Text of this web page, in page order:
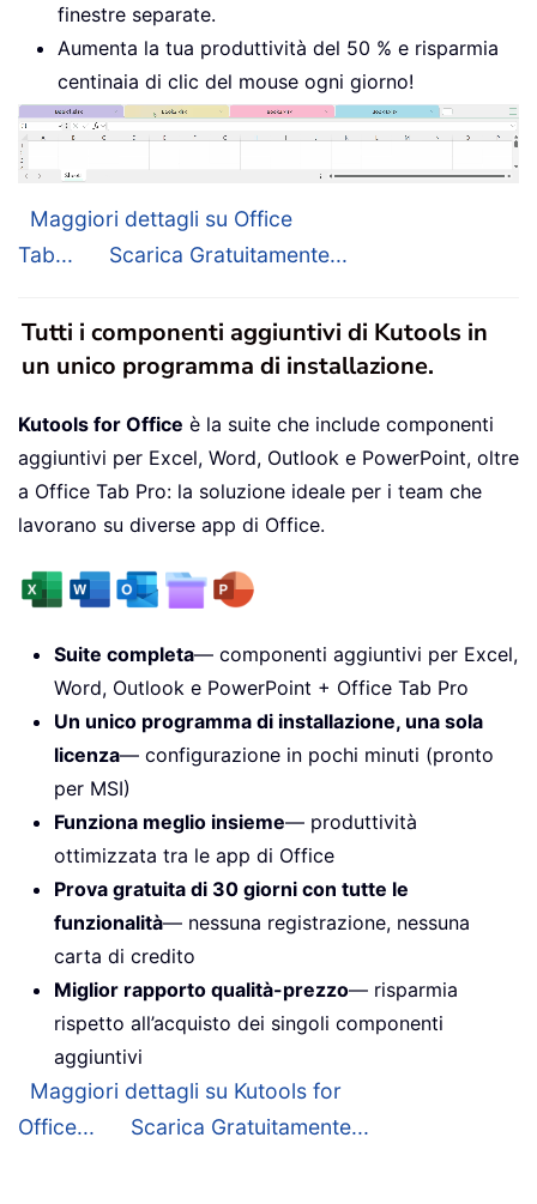
finestre separate.
Aumenta la tua produttività del 50 % e risparmia
centinaia di clic del mouse ogni giorno!
Maggiori dettagli su Office
Tab...
Scarica Gratuitamente...
Tutti i componenti aggiuntivi di Kutools in
un unico programma di installazione.
Kutools for Office è la suite che include componenti
aggiuntivi per Excel, Word, Outlook e PowerPoint, oltre
a Office Tab Pro: la soluzione ideale per i team che
lavorano su diverse app di Office.
Suite completa— componenti aggiuntivi per Excel,
Word, Outlook e PowerPoint + Office Tab Pro
Un unico programma di installazione, una sola
licenza— configurazione in pochi minuti (pronto
per MSI)
Funziona meglio insieme— produttività
ottimizzata tra le app di Office
Prova gratuita di 30 giorni con tutte le
funzionalità— nessuna registrazione, nessuna
carta di credito
Miglior rapporto qualità-prezzo— risparmia
rispetto all’acquisto dei singoli componenti
aggiuntivi
Maggiori dettagli su Kutools for
Office...
Scarica Gratuitamente...